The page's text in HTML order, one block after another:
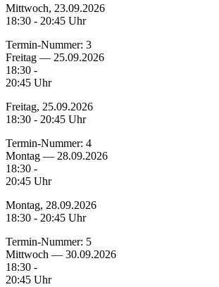
Mittwoch, 23.09.2026
18:30 - 20:45 Uhr
Termin-Nummer: 3
Freitag — 25.09.2026
18:30 -
20:45 Uhr
Freitag, 25.09.2026
18:30 - 20:45 Uhr
Termin-Nummer: 4
Montag — 28.09.2026
18:30 -
20:45 Uhr
Montag, 28.09.2026
18:30 - 20:45 Uhr
Termin-Nummer: 5
Mittwoch — 30.09.2026
18:30 -
20:45 Uhr